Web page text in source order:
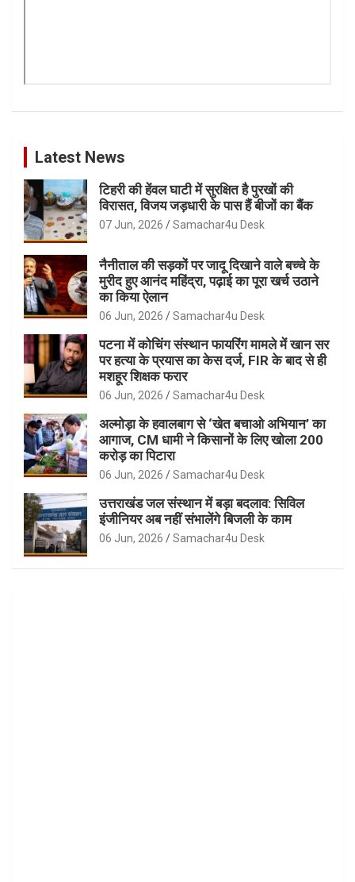
Latest News
टिहरी की हेंवल घाटी में सुरक्षित है पुरखों की
विरासत, विजय जड़धारी के पास हैं बीजों का बैंक
07 Jun, 2026 Samachar4u Desk
नैनीताल की सड़कों पर जादू दिखाने वाले बच्चे के
मुरीद हुए आनंद महिंद्रा, पढ़ाई का पूरा खर्च उठाने
का किया ऐलान
06 Jun, 2026 Samachar4u Desk
पटना में कोचिंग संस्थान फायरिंग मामले में खान सर
पर हत्या के प्रयास का केस दर्ज, FIR के बाद से ही
मशहूर शिक्षक फरार
06 Jun, 2026 Samachar4u Desk
अल्मोड़ा के हवालबाग से ‘खेत बचाओ अभियान’ का
आगाज, CM धामी ने किसानों के लिए खोला 200
करोड़ का पिटारा
06 Jun, 2026 Samachar4u Desk
उत्तराखंड जल संस्थान में बड़ा बदलाव: सिविल
इंजीनियर अब नहीं संभालेंगे बिजली के काम
06 Jun, 2026 Samachar4u Desk